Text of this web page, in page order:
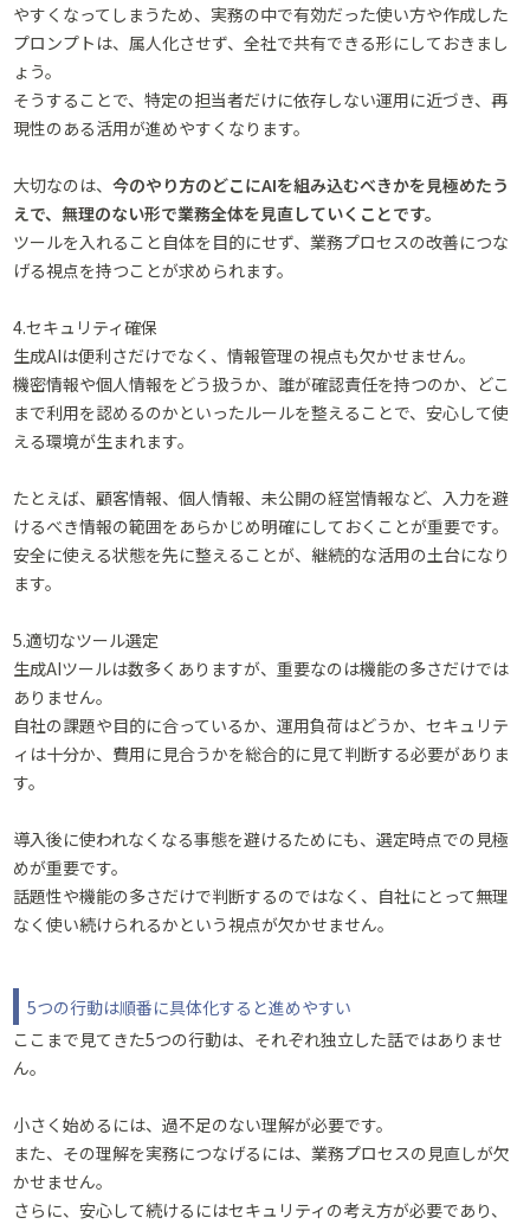
やすくなってしまうため、実務の中で有効だった使い方や作成した
プロンプトは、属人化させず、全社で共有できる形にしておきまし
ょう。
そうすることで、特定の担当者だけに依存しない運用に近づき、再
現性のある活用が進めやすくなります。
大切なのは、今のやり方のどこにAIを組み込むべきかを見極めたう
えで、無理のない形で業務全体を見直していくことです。
ツールを入れること自体を目的にせず、業務プロセスの改善につな
げる視点を持つことが求められます。
4.セキュリティ確保
生成AIは便利さだけでなく、情報管理の視点も欠かせません。
機密情報や個人情報をどう扱うか、誰が確認責任を持つのか、どこ
まで利用を認めるのかといったルールを整えることで、安心して使
える環境が生まれます。
たとえば、顧客情報、個人情報、未公開の経営情報など、入力を避
けるべき情報の範囲をあらかじめ明確にしておくことが重要です。
安全に使える状態を先に整えることが、継続的な活用の土台になり
ます。
5.適切なツール選定
生成AIツールは数多くありますが、重要なのは機能の多さだけでは
ありません。
自社の課題や目的に合っているか、運用負荷はどうか、セキュリテ
ィは十分か、費用に見合うかを総合的に見て判断する必要がありま
す。
導入後に使われなくなる事態を避けるためにも、選定時点での見極
めが重要です。
話題性や機能の多さだけで判断するのではなく、自社にとって無理
なく使い続けられるかという視点が欠かせません。
5つの行動は順番に具体化すると進めやすい
ここまで見てきた5つの行動は、それぞれ独立した話ではありませ
ん。
小さく始めるには、過不足のない理解が必要です。
また、その理解を実務につなげるには、業務プロセスの見直しが欠
かせません。
さらに、安心して続けるにはセキュリティの考え方が必要であり、